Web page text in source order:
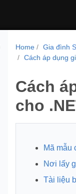
Home Gia đình
Cách áp dụng
Cách
cho
Mã mẫu
Nơi lấy
Tài liệu